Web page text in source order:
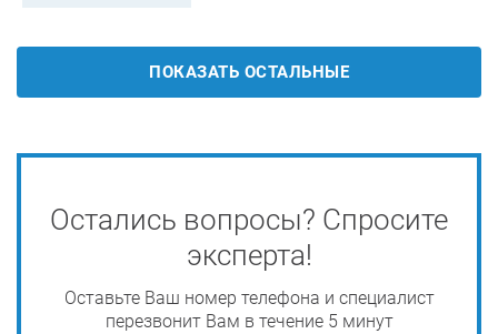
ПОКАЗАТЬ ОСТАЛЬНЫЕ
Остались вопросы? Спросите
эксперта!
Оставьте Ваш номер телефона и специалист
перезвонит Вам в течение 5 минут